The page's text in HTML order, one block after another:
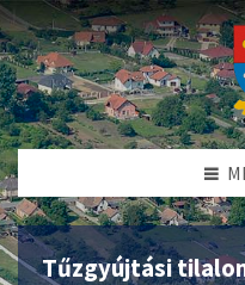
Tűzgyújtási